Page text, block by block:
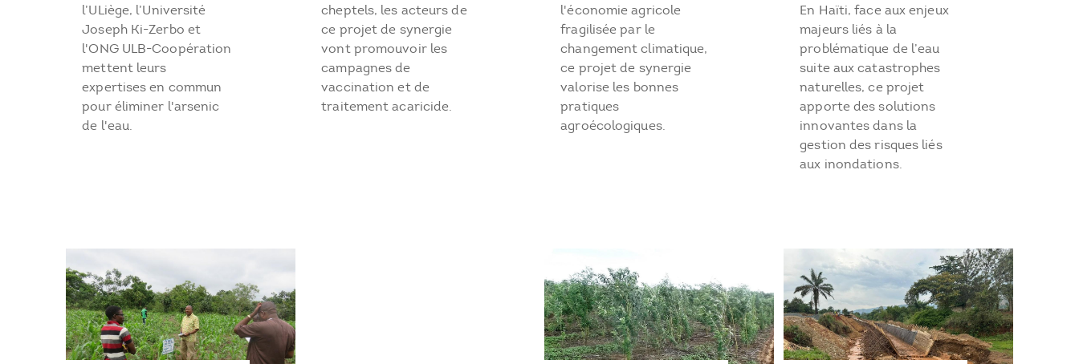
l’ULiège, l’Université
Joseph Ki-Zerbo et
l'ONG ULB-Coopération
mettent leurs
expertises en commun
pour éliminer l'arsenic
de l'eau.
cheptels, les acteurs de
ce projet de synergie
vont promouvoir les
campagnes de
vaccination et de
traitement acaricide.
l'économie agricole
fragilisée par le
changement climatique,
ce projet de synergie
valorise les bonnes
pratiques
agroécologiques.
En Haïti, face aux enjeux
majeurs liés à la
problématique de l’eau
suite aux catastrophes
naturelles, ce projet
apporte des solutions
innovantes dans la
gestion des risques liés
aux inondations.